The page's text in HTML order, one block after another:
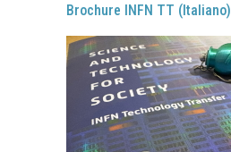
Brochure INFN TT (Italiano)